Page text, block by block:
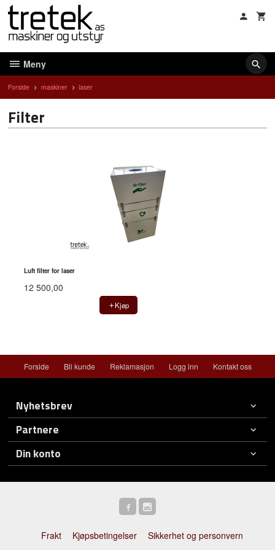
Gå
innholdet
Meny
Forside maskiner laser
Filter
Luft filter for laser
12 500,00
Kjøp
Forside Bli kunde Reklamasjon Logg inn Kontakt oss
Nyhetsbrev
Partnere
Din konto
Frakt Kjøpsbetingelser Sikkerhet og personvern